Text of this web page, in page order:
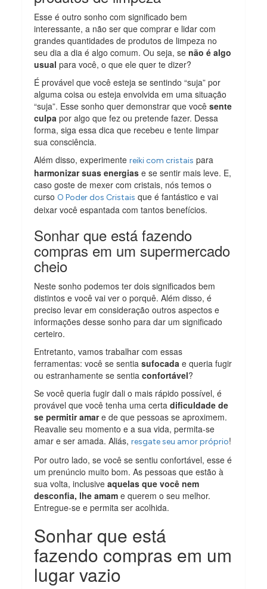
Esse é outro sonho com significado bem
interessante, a não ser que comprar e lidar com
grandes quantidades de produtos de limpeza no
seu dia a dia é algo comum. Ou seja, senão é algo
usual para você, o que ele quer te dizer?
É provável que você esteja se sentindo “suja” por
alguma coisa ou esteja envolvida em uma situação
“suja”. Esse sonho quer demonstrar que vocêsente
culpa por algo que fez ou pretende fazer. Dessa
forma, siga essa dica que recebeu e tente limpar
sua consciência.
Além disso, experimentereiki com cristais para
harmonizar suas energias e se sentir mais leve. E,
caso goste de mexer com cristais, nós temos o
curso O Poder dos Cristais que é fantástico e vai
deixar você espantada com tantos benefícios.
Sonhar que está fazendo
compras em um supermercado
cheio
Neste sonho podemos ter dois significados bem
distintos e você vai ver o porquê. Além disso, é
preciso levar em consideração outros aspectos e
informações desse sonho para dar um significado
certeiro.
Entretanto, vamos trabalhar com essas
ferramentas: você se sentiasufocada e queria fugir
ou estranhamente se sentiaconfortável?
Se você queria fugir dali o mais rápido possível, é
provável que você tenha uma certadificuldade de
se permitir amare de que pessoas se aproximem.
Reavalie seu momento e a sua vida, permita-se
amar e ser amada. Aliás,resgate seu amor próprio!
Por outro lado, se você se sentiu confortável, esse é
um prenúncio muito bom. As pessoas que estão à
sua volta, inclusiveaquelas que você nem
desconfia, lhe amam e querem o seu melhor.
Entregue-se e permita ser acolhida.
Sonhar que está
fazendo compras em um
lugar vazio